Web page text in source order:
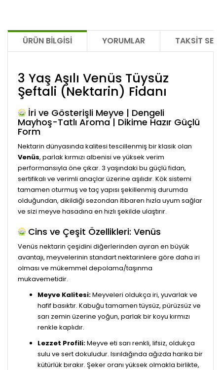
ÜRÜN BILGISI YORUMLAR TAKSIT
3 Yaş Aşılı Venüs Tüysüz
Şeftali (Nektarin) Fidanı
İri ve Gösterişli Meyve | Dengeli
Mayhoş-Tatlı Aroma | Dikime Hazır Güçlü
Form
Nektarin dünyasında kalitesi tescillenmiş bir klasik olan
Venüs, parlak kırmızı albenisi ve yüksek verim
performansıyla öne çıkar. 3 yaşındaki bu güçlü fidan,
sertifikalı ve verimli anaçlar üzerine aşılıdır. Kök sistemi
tamamen oturmuş ve taç yapısı şekillenmiş durumda
olduğundan, dikildiği sezondan itibaren hızla uyum sağlar
ve sizi meyve hasadına en hızlı şekilde ulaştırır.
Cins ve Çeşit Özellikleri: Venüs
Venüs nektarin çeşidini diğerlerinden ayıran en büyük
avantajı, meyvelerinin standart nektarinlere göre daha iri
olması ve mükemmel depolama/taşınma
mukavemetidir.
Meyve Kalitesi:Meyveleri oldukça iri, yuvarlak ve
hafif basıktır. Kabuğu tamamen tüysüz, pürüzsüz ve
sarı zemin üzerine yoğun, parlak bir koyu kırmızı
renkle kaplıdır.
Lezzet Profili:Meyve eti sarı renkli, lifsiz, oldukça
sulu ve sert dokuludur. Isırıldığında ağızda harika bir
kütürlük bırakır. Şeker oranı yüksek olmakla birlikte,